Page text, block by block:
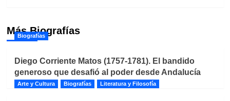
Más Biografías
Biografías
Diego Corriente Matos (1757-1781). El bandido
generoso que desafió al poder desde Andalucía
Arte y Cultura Biografías Literatura y Filosofía